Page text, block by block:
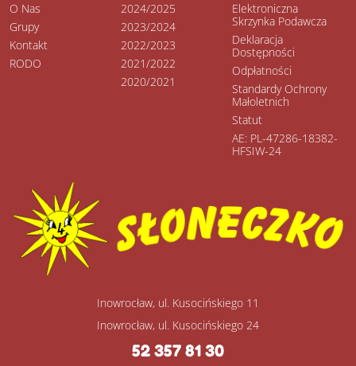
O Nas
Grupy
Kontakt
RODO
2024/2025
2023/2024
2022/2023
2021/2022
2020/2021
Elektroniczna
Skrzynka Podawcza
Deklaracja
Dostępności
Odpłatności
Standardy Ochrony
Małoletnich
Statut
AE: PL-47286-18382-
HFSIW-24
Inowrocław, ul. Kusocińskiego 11
Inowrocław, ul. Kusocińskiego 24
52 357 81 30